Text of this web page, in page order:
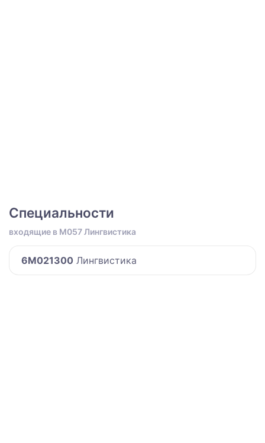
Специальности
входящие в M057 Лингвистика
6M021300 Лингвистика